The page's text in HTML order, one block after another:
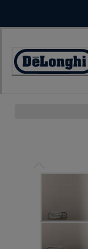
Accessibility